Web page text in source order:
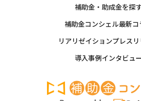
補助金・助成金を探
補助金コンシェル最新コ
リアリゼイションプレス
導入事例インタビュ